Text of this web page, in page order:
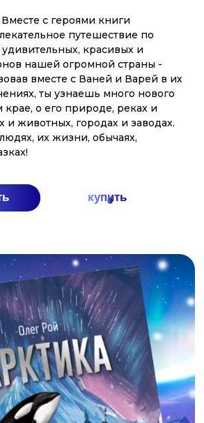
И Я! РОССИЯ - ЭТО МЫ